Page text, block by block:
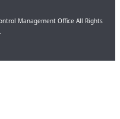
Management Office All Rights